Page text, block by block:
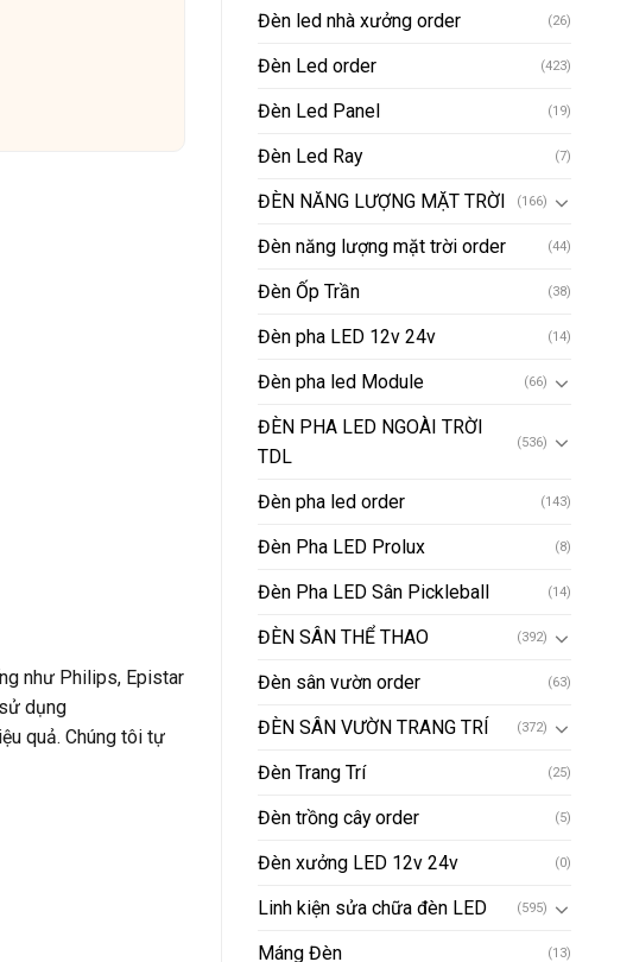
như Philips, Epistar
dụng
quả. Chúng tôi tự
Đèn led nhà xưởng order (26)
Đèn Led order (423)
Đèn Led Panel (19)
Đèn Led Ray (7)
ĐÈN NĂNG LƯỢNG MẶT TRỜI (166)
Đèn năng lượng mặt trời order (44)
Đèn Ốp Trần (38)
Đèn pha LED 12v 24v (14)
Đèn pha led Module (66)
ĐÈN PHA LED NGOÀI TRỜI
TDL
(536)
Đèn pha led order (143)
Đèn Pha LED Prolux (8)
Đèn Pha LED Sân Pickleball (14)
ĐÈN SÂN THỂ THAO (392)
Đèn sân vườn order (63)
ĐÈN SÂN VƯỜN TRANG TRÍ (372)
Đèn Trang Trí (25)
Đèn trồng cây order (5)
Đèn xưởng LED 12v 24v (0)
Linh kiện sửa chữa đèn LED (595)
Máng Đèn (13)